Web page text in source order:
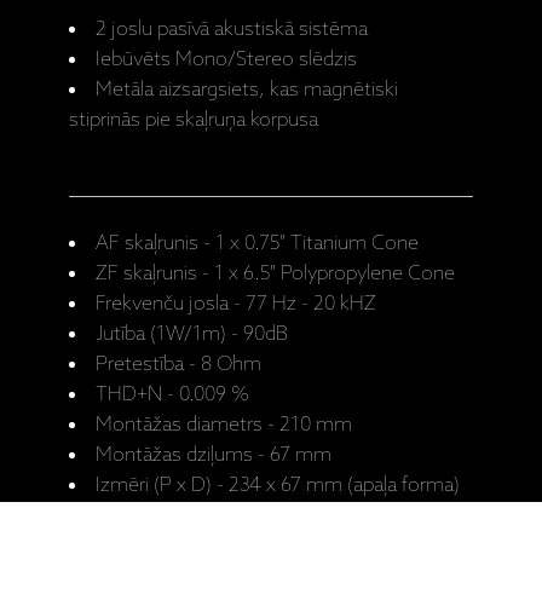
2 joslu pasīvā akustiskā sistēma
Iebūvēts Mono/Stereo slēdzis
Metāla aizsargsiets, kas magnētiski
stiprinās pie skaļruņa korpusa
AF skaļrunis - 1 x 0.75" Titanium Cone
ZF skaļrunis - 1 x 6.5" Polypropylene Cone
Frekvenču josla - 77 Hz - 20 kHZ
Jutība (1W/1m) - 90dB
Pretestība - 8 Ohm
THD+N - 0.009 %
Montāžas diametrs - 210 mm
Montāžas dziļums - 67 mm
Izmēri (P x D) - 234 x 67 mm (apaļa forma)